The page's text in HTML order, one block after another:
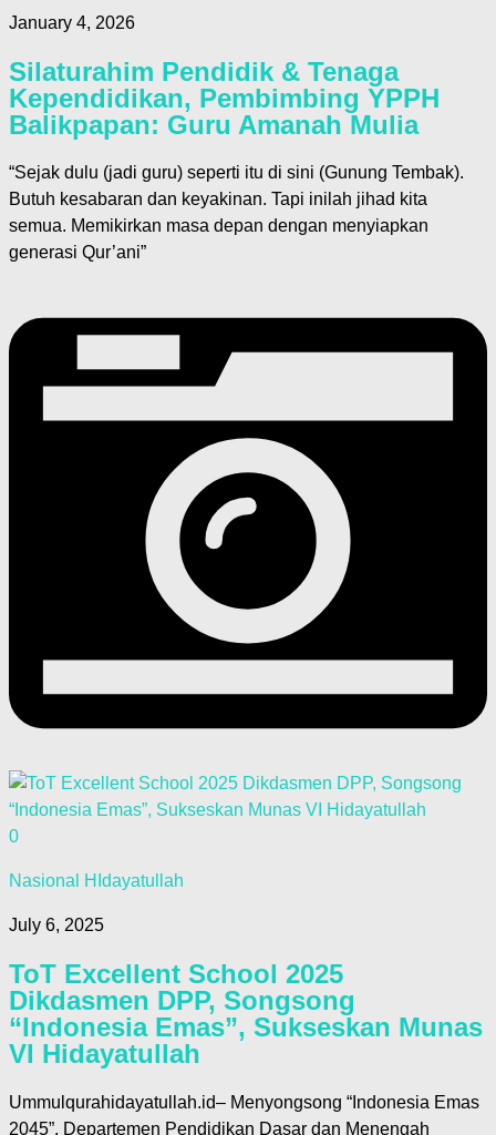
January 4, 2026
Silaturahim Pendidik & Tenaga
Kependidikan, Pembimbing YPPH
Balikpapan: Guru Amanah Mulia
“Sejak dulu (jadi guru) seperti itu di sini (Gunung Tembak).
Butuh kesabaran dan keyakinan. Tapi inilah jihad kita
semua. Memikirkan masa depan dengan menyiapkan
generasi Qur’ani”
0
Nasional HIdayatullah
July 6, 2025
ToT Excellent School 2025
Dikdasmen DPP, Songsong
“Indonesia Emas”, Sukseskan Munas
VI Hidayatullah
Ummulqurahidayatullah.id– Menyongsong “Indonesia Emas
2045”, Departemen Pendidikan Dasar dan Menengah